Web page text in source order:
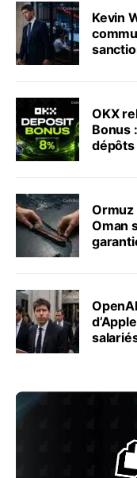
Kevin
OKX
Bonus
dépôts
Ormuz
Oman